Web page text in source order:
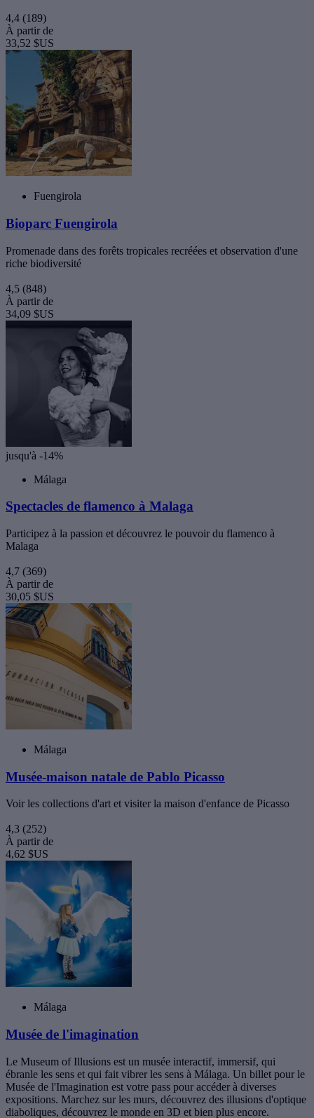
4,4 (189)
À partir de
33,52 $US
Fuengirola
Bioparc Fuengirola
Promenade dans des forêts tropicales recréées et observation d'une
riche biodiversité
4,5 (848)
À partir de
34,09 $US
jusqu'à -14%
Málaga
Spectacles de flamenco à Malaga
Participez à la passion et découvrez le pouvoir du flamenco à
Malaga
4,7 (369)
À partir de
30,05 $US
Málaga
Musée-maison natale de Pablo Picasso
Voir les collections d'art et visiter la maison d'enfance de Picasso
4,3 (252)
À partir de
4,62 $US
Málaga
Musée de l'imagination
Le Museum of Illusions est un musée interactif, immersif, qui
ébranle les sens et qui fait vibrer les sens à Málaga. Un billet pour le
Musée de l'Imagination est votre pass pour accéder à diverses
expositions. Marchez sur les murs, découvrez des illusions d'optique
diaboliques, découvrez le monde en 3D et bien plus encore.